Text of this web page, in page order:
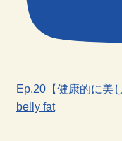
Ep.20【健康的に美
belly fat